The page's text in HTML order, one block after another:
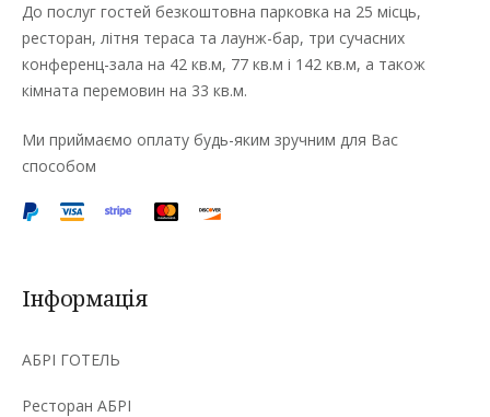
До послуг гостей безкоштовна парковка на 25 місць,
ресторан, літня тераса та лаунж-бар, три сучасних
конференц-зала на 42 кв.м, 77 кв.м і 142 кв.м, а також
кімната перемовин на 33 кв.м.
Ми приймаємо оплату будь-яким зручним для Вас
способом
Інформація
АБРІ ГОТЕЛЬ
Ресторан АБРІ